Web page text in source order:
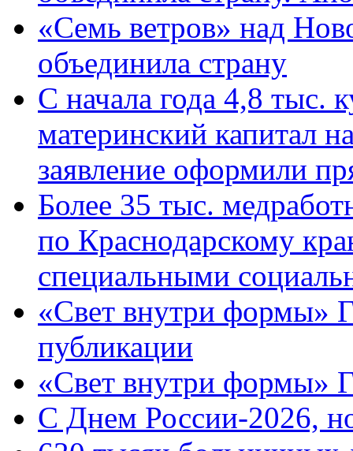
«Семь ветров» над
объединила страну
С начала года 4,8 тыс.
материнский капитал
заявление оформили
Более 35 тыс.
по Краснодарскому
специальными
«Свет внутри формы»
публикации
«Свет внутри формы»
C Днем России-2026,